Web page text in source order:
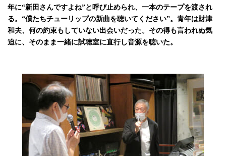
年に“新田さんですよね”と呼び止められ、一本のテープを渡され
る。“僕たちチューリップの新曲を聴いてください”。青年は財津
和夫、何の約束もしていない出会いだった。その得も言われぬ気
迫に、そのまま一緒に試聴室に直行し音源を聴いた。